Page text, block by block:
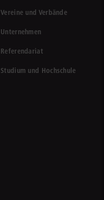
Vereine und Verbände
Unternehmen
Referendariat
Studium und Hochschule